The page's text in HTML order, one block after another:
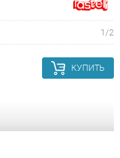
1/2
КУПИТЬ